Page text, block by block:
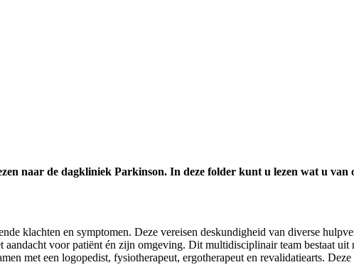
naar de dagkliniek Parkinson. In deze folder kunt u lezen wat u
klachten en symptomen. Deze vereisen deskundigheid van diverse
voor patiënt én zijn omgeving. Dit multidisciplinair team bestaat
met een logopedist, fysiotherapeut, ergotherapeut en revalidatiearts.